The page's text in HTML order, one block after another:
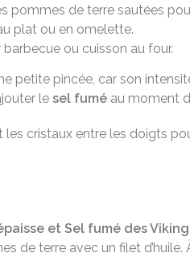
pommes de terre sautées
plat ou en omelette.
ou cuisson au four.
petite pincée, car son
le sel fumé au moment
les cristaux entre les doigts
et Sel fumé des
de terre avec un filet